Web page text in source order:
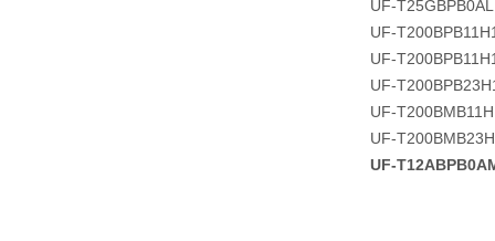
UF-
UF-
UF-
UF-
UF-
UF-
UF-